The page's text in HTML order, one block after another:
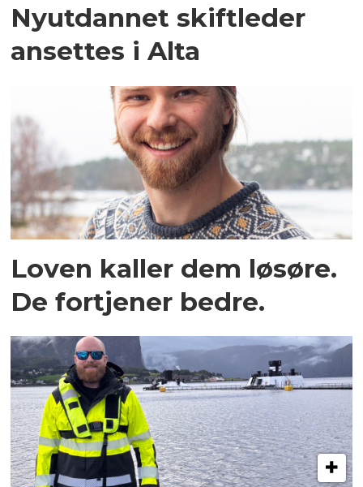
Nyutdannet skiftleder
ansettes i Alta
Loven kaller dem løsøre.
De fortjener bedre.